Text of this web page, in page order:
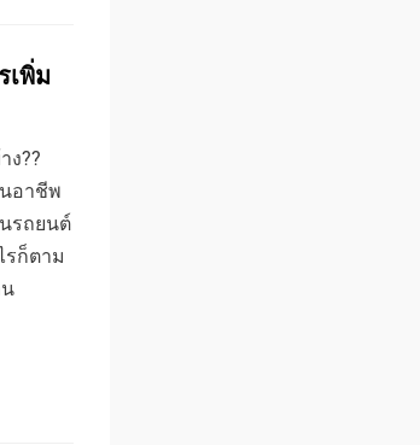
เพิ่ม
ง??
อาชีพ
รถยนต์
รก็ตาม